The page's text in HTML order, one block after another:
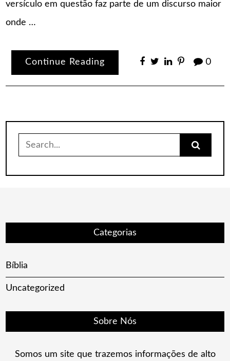
versículo em questão faz parte de um discurso maior
onde …
Continue Reading 0
for:
Categorias
Bíblia
Uncategorized
Sobre Nós
Somos um site que trazemos informações de alto